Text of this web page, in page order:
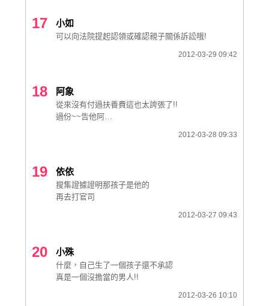
17 小如
可以向法院提起認領或確認親子關係訴訟哦!
2012-03-29 09:42
18 阿象
從來沒有付過扶養費這也太誇張了!!
過份~~告他阿…
2012-03-28 09:33
19 依依
搜集證據證明那孩子是他的
再去打官司
2012-03-27 09:43
20 小殊
什麼，自己生了一個孩子還不承認
真是一個沒擔當的男人!!
2012-03-26 10:10